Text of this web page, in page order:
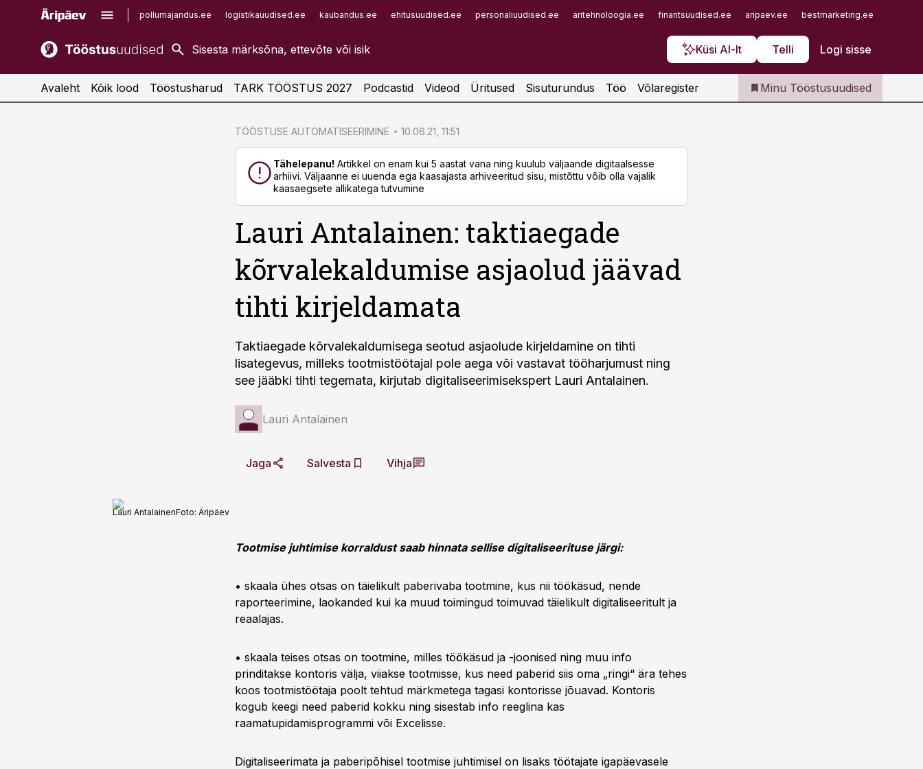
pollumajandus.ee logistikauudised.ee kaubandus.ee ehitusuudised.ee personaliuudised.ee aritehnoloogia.ee finantsuudised.ee aripaev.ee bestmarketing.ee
Küsi AI-lt Telli Logi sisse
kaubandus.ee
kinnisvarauudised.ee
imelineajalugu.ee
Infopank
Iseteenindus
Telli Tööstusuudised
Avaleht Kõik lood Tööstusharud TARK TÖÖSTUS 2027 Podcastid Videod Üritused Sisuturundus Töö Võlaregister Minu Tööstusuudised
TÖÖSTUSE AUTOMATISEERIMINE 10.06.21, 11:51
Tähelepanu! Artikkel on enam kui 5 aastat vana ning kuulub väljaande digitaalsesse
arhiivi. Väljaanne ei uuenda ega kaasajasta arhiveeritud sisu, mistõttu võib olla vajalik
kaasaegsete allikatega tutvumine
Lauri Antalainen: taktiaegade
kõrvalekaldumise asjaolud jäävad
tihti kirjeldamata
Taktiaegade kõrvalekaldumisega seotud asjaolude kirjeldamine on tihti
lisategevus, milleks tootmistöötajal pole aega või vastavat tööharjumust ning
see jääbki tihti tegemata, kirjutab digitaliseerimisekspert Lauri Antalainen.
Lauri Antalainen
Jaga Salvesta Vihja
Lauri AntalainenFoto: Äripäev
Tootmise juhtimise korraldust saab hinnata sellise digitaliseerituse järgi:
• skaala ühes otsas on täielikult paberivaba tootmine, kus nii töökäsud, nende
raporteerimine, laokanded kui ka muud toimingud toimuvad täielikult digitaliseeritult ja
reaalajas.
• skaala teises otsas on tootmine, milles töökäsud ja -joonised ning muu info
prinditakse kontoris välja, viiakse tootmisse, kus need paberid siis oma „ringi“ ära tehes
koos tootmistöötaja poolt tehtud märkmetega tagasi kontorisse jõuavad. Kontoris
kogub keegi need paberid kokku ning sisestab info reeglina kas
raamatupidamisprogrammi või Excelisse.
Digitaliseerimata ja paberipõhisel tootmise juhtimisel on lisaks töötajate igapäevasele